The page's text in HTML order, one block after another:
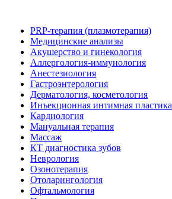
PRP-терапия (плазмотерапия)
Медицинские анализы
Акушерство и гинекология
Аллергология-иммунология
Анестезиология
Гастроэнтерология
Дерматология, косметология
Инъекционная интимная пластика
Кардиология
Мануальная терапия
Массаж
КТ диагностика зубов
Неврология
Озонотерапия
Отоларингология
Офтальмология